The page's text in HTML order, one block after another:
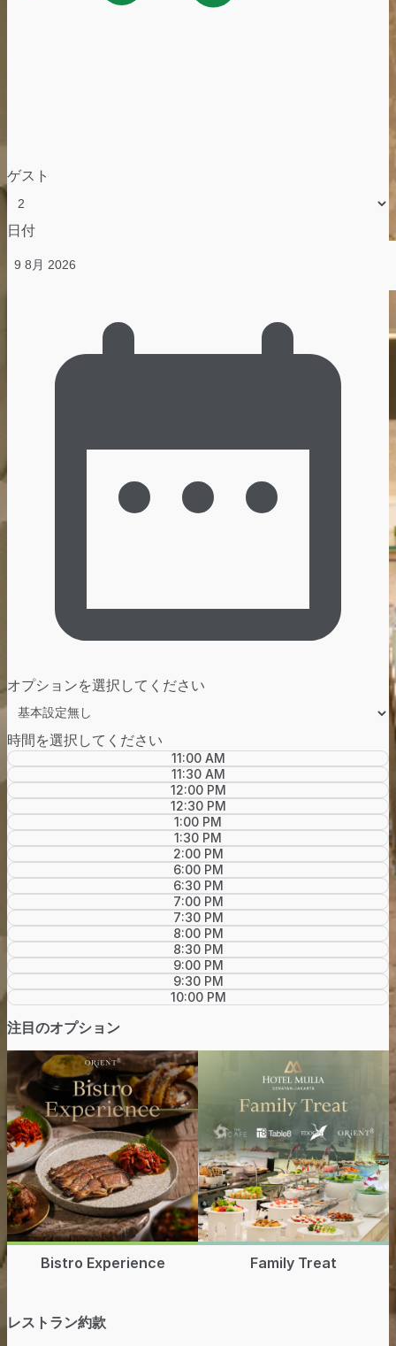
ゲスト
日付
オプションを選択してください
時間を選択してください
11:00 AM
11:30 AM
12:00 PM
12:30 PM
1:00 PM
1:30 PM
2:00 PM
6:00 PM
6:30 PM
7:00 PM
7:30 PM
8:00 PM
8:30 PM
9:00 PM
9:30 PM
10:00 PM
注目のオプション
Bistro Experience Family Treat
レストラン約款